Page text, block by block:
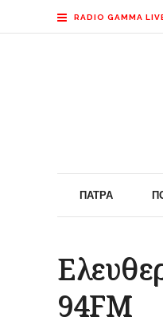
RADIO GAMMA
ΠΆΤΡΑ
94FM